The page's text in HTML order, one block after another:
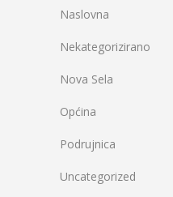
Naslovna
Nekategorizirano
Nova Sela
Općina
Podrujnica
Uncategorized